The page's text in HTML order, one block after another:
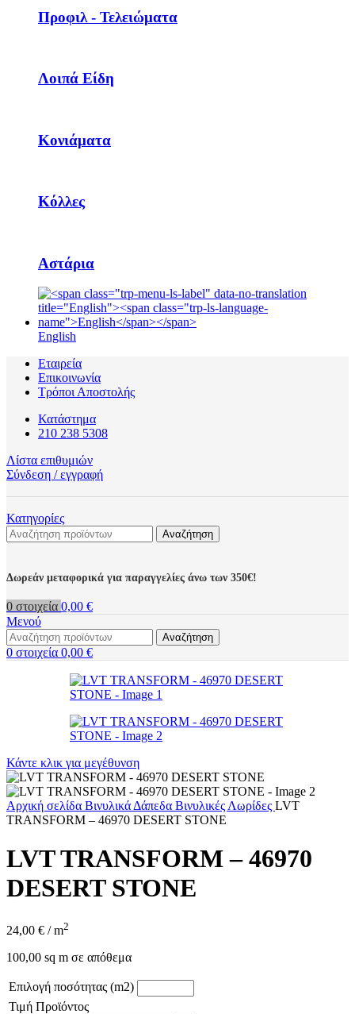
Προφιλ - Τελειώματα
Λοιπά Είδη
Κονιάματα
Κόλλες
Αστάρια
English
Εταιρεία
Επικοινωνία
Τρόποι Αποστολής
Κατάστημα
210 238 5308
Λίστα επιθυμιών
Σύνδεση / εγγραφή
Κατηγορίες
Αναζήτηση
Δωρεάν μεταφορικά για παραγγελίες άνω των 350€!
0 στοιχεία 0,00 €
Μενού
Αναζήτηση
0 στοιχεία 0,00 €
Κάντε κλικ για μεγέθυνση
Αρχική σελίδα Βινυλικά Δάπεδα Βινυλικές Λωρίδες LVT
TRANSFORM – 46970 DESERT STONE
LVT TRANSFORM – 46970
DESERT STONE
24,00 € / m2
100,00 sq m σε απόθεμα
Επιλογή ποσότητας (m2)
Τιμή Προϊόντος